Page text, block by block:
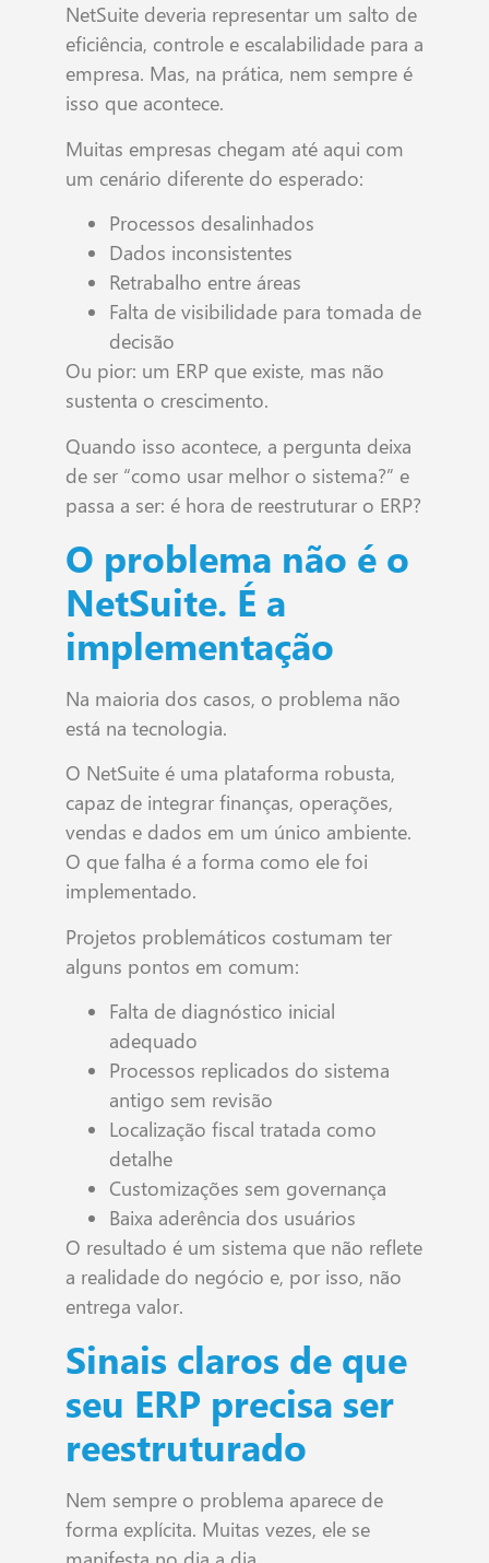
NetSuite deveria representar um salto de
eficiência, controle e escalabilidade para a
empresa. Mas, na prática, nem sempre é
isso que acontece.
Muitas empresas chegam até aqui com
um cenário diferente do esperado:
Processos desalinhados
Dados inconsistentes
Retrabalho entre áreas
Falta de visibilidade para tomada de
decisão
Ou pior: um ERP que existe, mas não
sustenta o crescimento.
Quando isso acontece, a pergunta deixa
de ser “como usar melhor o sistema?” e
passa a ser: é hora de reestruturar o ERP?
O problema não é o
NetSuite. É a
implementação
Na maioria dos casos, o problema não
está na tecnologia.
O NetSuite é uma plataforma robusta,
capaz de integrar finanças, operações,
vendas e dados em um único ambiente.
O que falha é a forma como ele foi
implementado.
Projetos problemáticos costumam ter
alguns pontos em comum:
Falta de diagnóstico inicial
adequado
Processos replicados do sistema
antigo sem revisão
Localização fiscal tratada como
detalhe
Customizações sem governança
Baixa aderência dos usuários
O resultado é um sistema que não reflete
a realidade do negócio e, por isso, não
entrega valor.
Sinais claros de que
seu ERP precisa ser
reestruturado
Nem sempre o problema aparece de
forma explícita. Muitas vezes, ele se